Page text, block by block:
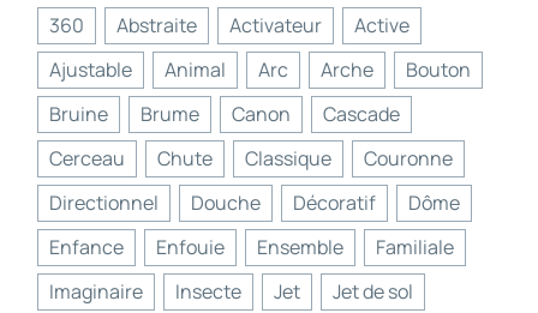
360 Abstraite Activateur
Active
Ajustable
Animal Arc Arche
Bouton
Bruine
Brume Canon
Cascade
Cerceau
Chute Classique
Couronne
Directionnel
Douche Décoratif
Dôme
Enfance
Enfouie Ensemble
Familiale
Imaginaire
Insecte Jet
Jet de sol